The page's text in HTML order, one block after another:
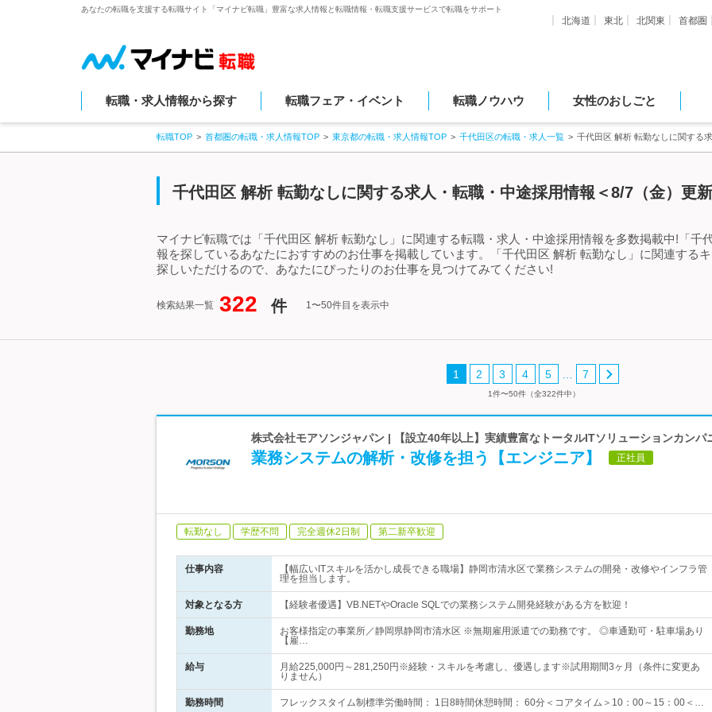
あなたの転職を支援する転職サイト「マイナビ転職」豊富な求人情報と転職情報・転職支援サービスで転職をサポート
北海道 東北 北関東 首都圏
転職・求人情報から探す 転職フェア・イベント 転職ノウハウ 女性のおしごと
転職TOP 首都圏の転職・求人情報TOP 東京都の転職・求人情報TOP 千代田区の転職・求人一覧 千代田区 解析 転勤なしに関する
千代田区 解析 転勤なしに関する求人・転職・中途採用情報＜8/7（金）更
マイナビ転職では「千代田区 解析 転勤なし」に関連する転職・求人・中途採用情報を多数掲載中!「千
報を探しているあなたにおすすめのお仕事を掲載しています。「千代田区 解析 転勤なし」に関連する
探しいただけるので、あなたにぴったりのお仕事を見つけてみてください!
検索結果一覧 322 件 1〜50件目を表示中
1 2 3 4 5 7
1件〜50件（全322件中）
株式会社モアソンジャパン | 【設立40年以上】実績豊富なトータルITソリューションカンパ
業務システムの解析・改修を担う【エンジニア】 正社員
転勤なし 学歴不問 完全週休2日制 第二新卒歓迎
仕事内容
【幅広いITスキルを活かし成長できる職場】静岡市清水区で業務システムの開発・改修やインフラ管
理を担当します。
対象となる方 【経験者優遇】VB.NETやOracle SQLでの業務システム開発経験がある方を歓迎！
勤務地
お客様指定の事業所／静岡県静岡市清水区 ※無期雇用派遣での勤務です。 ◎車通勤可・駐車場あり
【雇…
給与
月給225,000円～281,250円※経験・スキルを考慮し、優遇します※試用期間3ヶ月（条件に変更あ
りません）
勤務時間 フレックスタイム制標準労働時間： 1日8時間休憩時間： 60分＜コアタイム＞10：00～15：00＜…